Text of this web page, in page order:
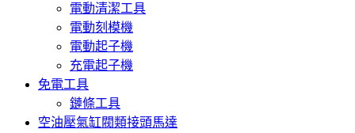
電動清潔工具
電動刻模機
電動起子機
充電起子機
免電工具
鏈條工具
空油壓氣缸閥類接頭馬達